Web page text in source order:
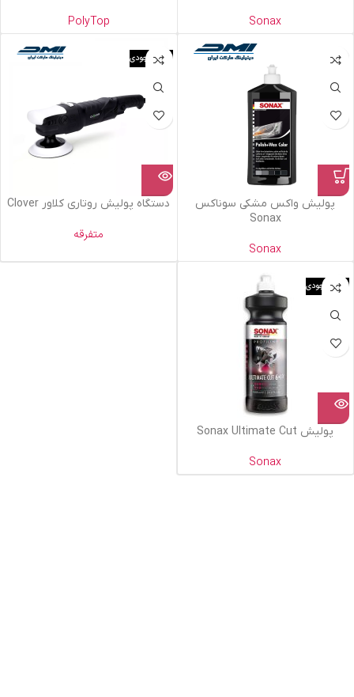
Sonax
PolyTop
پولیش واکس مشکی سوناکس
Sonax
Sonax
اتمام موجودی
دستگاه پولیش روتاری کلاور Clover
متفرقه
اتمام موجودی
پولیش Sonax Ultimate Cut
Sonax